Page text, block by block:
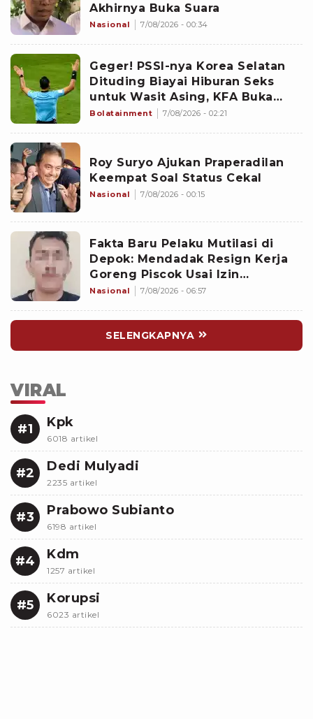
Akhirnya Buka Suara
Nasional 7/08/2026 - 00:34
Geger! PSSI-nya Korea Selatan
Dituding Biayai Hiburan Seks
untuk Wasit Asing, KFA Buka
Suara
Bolatainment 7/08/2026 - 02:21
Roy Suryo Ajukan Praperadilan
Keempat Soal Status Cekal
Nasional 7/08/2026 - 00:15
Fakta Baru Pelaku Mutilasi di
Depok: Mendadak Resign Kerja
Goreng Piscok Usai Izin
Interview di Mal
Nasional 7/08/2026 - 06:57
SELENGKAPNYA
VIRAL
#1 Kpk
6018 artikel
#2 Dedi Mulyadi
2235 artikel
#3 Prabowo Subianto
6198 artikel
#4 Kdm
1257 artikel
#5 Korupsi
6023 artikel